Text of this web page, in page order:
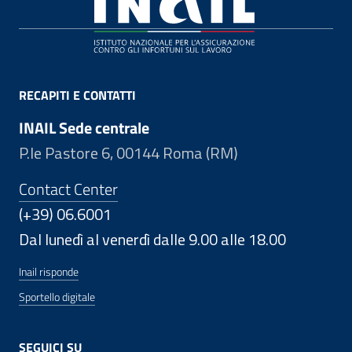
RECAPITI E CONTATTI
INAIL Sede centrale
P.le Pastore 6, 00144 Roma (RM)
Contact Center
(+39) 06.6001
Dal lunedì al venerdì dalle 9.00 alle 18.00
Inail risponde
Sportello digitale
SEGUICI SU